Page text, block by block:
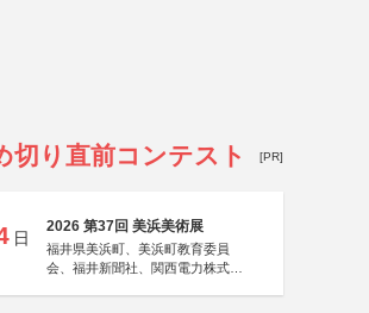
切り直前コンテスト [PR]
日
2026 第37回 美浜美術展
福井県美浜町、美浜町教育委員
会、福井新聞社、関西電力株式会